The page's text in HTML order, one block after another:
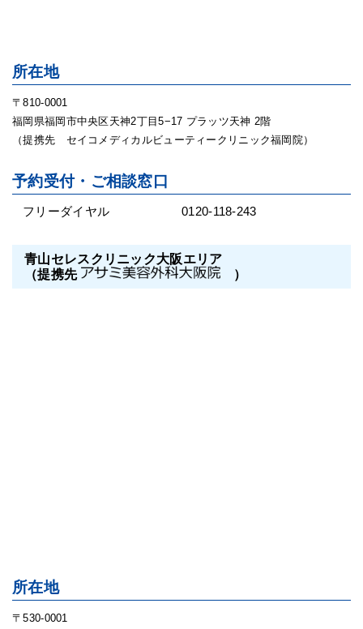
所在地
〒810-0001
福岡県福岡市中央区天神2丁目5−17 プラッツ天神 2階
（提携先 セイコメディカルビューティークリニック福岡院）
予約受付・ご相談窓口
フリーダイヤル 0120-118-243
青山セレスクリニック大阪エリア
（提携先
）
所在地
〒530-0001